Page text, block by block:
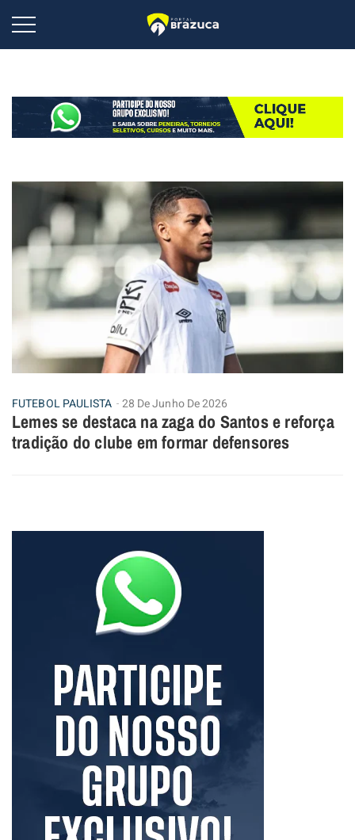
FUTEBOL PAULISTA 28 De Junho De 2026
Lemes se destaca na zaga do Santos e reforça
tradição do clube em formar defensores